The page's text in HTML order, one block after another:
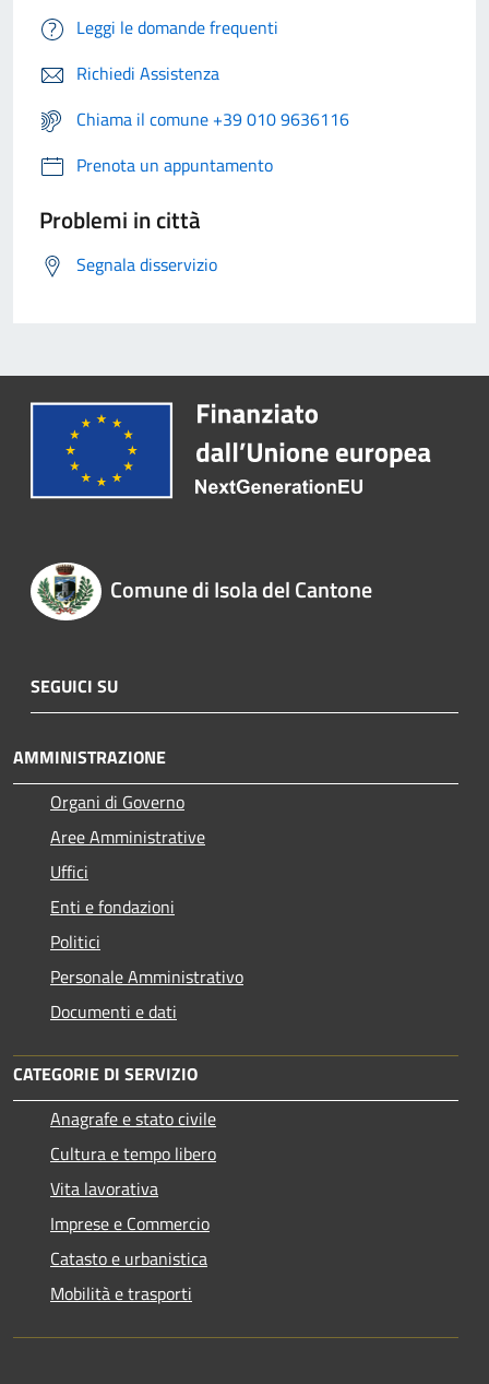
Leggi le domande frequenti
Richiedi Assistenza
Chiama il comune +39 010 9636116
Prenota un appuntamento
Problemi in città
Segnala disservizio
Comune di Isola del Cantone
SEGUICI SU
AMMINISTRAZIONE
Organi di Governo
Aree Amministrative
Uffici
Enti e fondazioni
Politici
Personale Amministrativo
Documenti e dati
CATEGORIE DI SERVIZIO
Anagrafe e stato civile
Cultura e tempo libero
Vita lavorativa
Imprese e Commercio
Catasto e urbanistica
Mobilità e trasporti